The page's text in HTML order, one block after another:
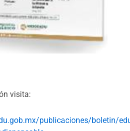
visita:
publicaciones/boletin/